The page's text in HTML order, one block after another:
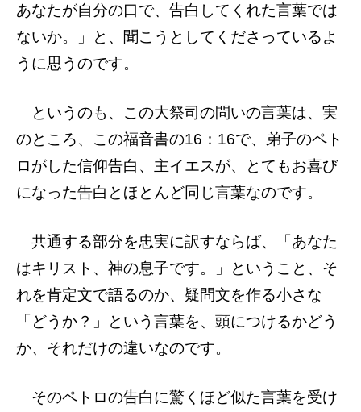
あなたが自分の口で、告白してくれた言葉では
ないか。」と、聞こうとしてくださっているよ
うに思うのです。
というのも、この大祭司の問いの言葉は、実
のところ、この福音書の16：16で、弟子のペト
ロがした信仰告白、主イエスが、とてもお喜び
になった告白とほとんど同じ言葉なのです。
共通する部分を忠実に訳すならば、「あなた
はキリスト、神の息子です。」ということ、そ
れを肯定文で語るのか、疑問文を作る小さな
「どうか？」という言葉を、頭につけるかどう
か、それだけの違いなのです。
そのペトロの告白に驚くほど似た言葉を受け